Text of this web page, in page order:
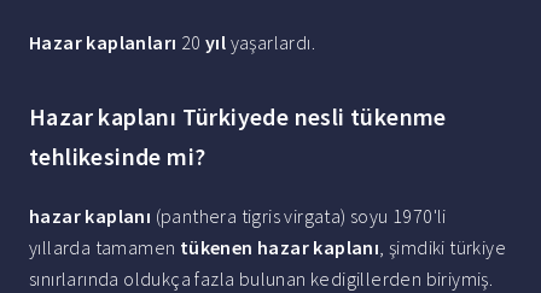
Hazar kaplanları 20yıl yaşarlardı.
Hazar kaplanı Türkiyede nesli tükenme
tehlikesinde mi?
hazar kaplanı (panthera tigris virgata) soyu 1970'li
yıllarda tamamen tükenen hazar kaplanı, şimdiki türkiye
sınırlarında oldukça fazla bulunan kedigillerden biriymiş.